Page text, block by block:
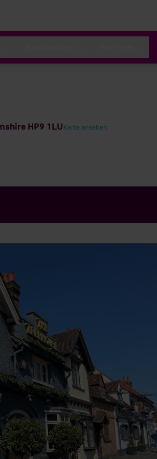
HP9 1LUKarte ansehen